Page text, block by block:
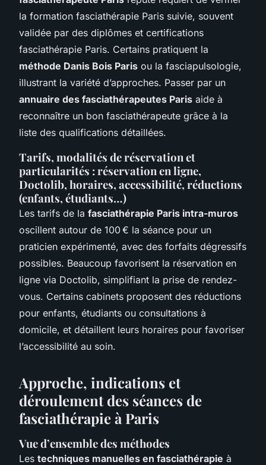
la formation fasciathérapie Paris suivie, souvent
validée par des diplômes et certifications
fasciathérapie Paris. Certains pratiquent la
méthode Danis Bois Paris ou la fasciapulsologie,
illustrant la variété d’approches. Passer par un
annuaire des fasciathérapeutes Paris aide à
reconnaître un bon fasciathérapeute grâce à la
liste des qualifications détaillées.
Tarifs, modalités de réservation et
particularités : réservation en ligne,
Doctolib, horaires, accessibilité, réductions
(enfants, étudiants…)
Les tarifs de la fasciathérapie Paris intra-muros
oscillent autour de 100 € la séance pour un
praticien expérimenté, avec des forfaits dégressifs
possibles. Beaucoup favorisent la réservation en
ligne via Doctolib, simplifiant la prise de rendez-
vous. Certains cabinets proposent des réductions
pour enfants, étudiants ou consultations à
domicile, et détaillent leurs horaires pour favoriser
l’accessibilité au soin.
Approche, indications et
déroulement des séances de
fasciathérapie à Paris
Vue d’ensemble des méthodes
Les techniques manuelles en fasciathérapie à